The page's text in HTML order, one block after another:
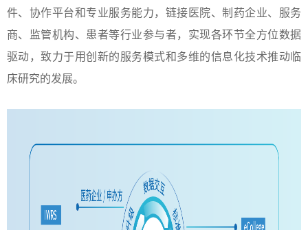
件、协作平台和专业服务能力，链接医院、制药企业、服务
商、监管机构、患者等行业参与者，实现各环节全方位数据
驱动，致力于用创新的服务模式和多维的信息化技术推动临
床研究的发展。